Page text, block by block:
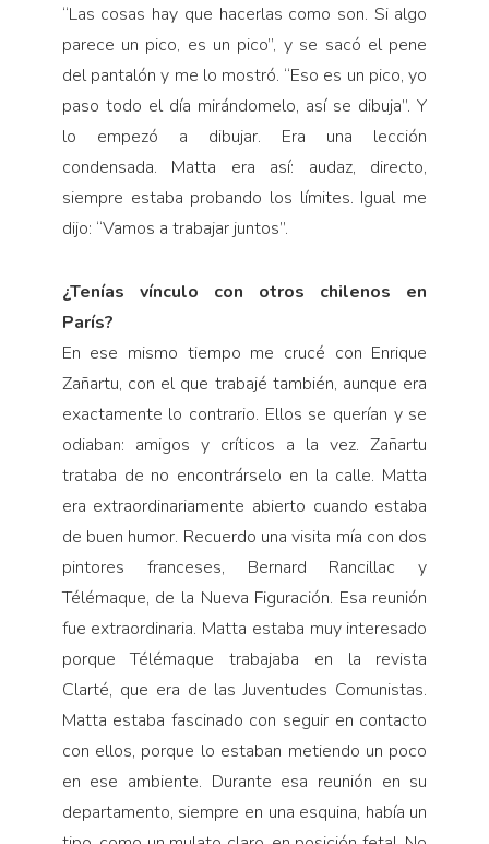
“Las cosas hay que hacerlas como son. Si algo
parece un pico, es un pico”, y se sacó el pene
del pantalón y me lo mostró. “Eso es un pico, yo
paso todo el día mirándomelo, así se dibuja”. Y
lo empezó a dibujar. Era una lección
condensada. Matta era así: audaz, directo,
siempre estaba probando los límites. Igual me
dijo: “Vamos a trabajar juntos”.
¿Tenías vínculo con otros chilenos en
París?
En ese mismo tiempo me crucé con Enrique
Zañartu, con el que trabajé también, aunque era
exactamente lo contrario. Ellos se querían y se
odiaban: amigos y críticos a la vez. Zañartu
trataba de no encontrárselo en la calle. Matta
era extraordinariamente abierto cuando estaba
de buen humor. Recuerdo una visita mía con dos
pintores franceses, Bernard Rancillac y
Télémaque, de la Nueva Figuración. Esa reunión
fue extraordinaria. Matta estaba muy interesado
porque Télémaque trabajaba en la revista
Clarté, que era de las Juventudes Comunistas.
Matta estaba fascinado con seguir en contacto
con ellos, porque lo estaban metiendo un poco
en ese ambiente. Durante esa reunión en su
departamento, siempre en una esquina, había un